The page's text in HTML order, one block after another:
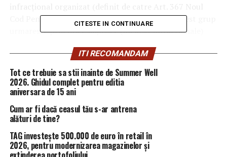
Cod Penal ) cu scopul de a il reduce la tacere. Acest grup
urmareste prin orice mijloace (inclusiv infractionale)
cu comisarul sef TUDOR MARCEL desi au luat la
cunostinta de faptele ilegale comise de catre lucratorul
DRPCIV Bucuresti sa ascunda aceste fapte si sa faca
presiuni asupra mea, pentru a ma reduce la tacere si
probabil a-mi face viata un calvar.
CITESTE IN CONTINUARE
ITI RECOMANDAM
Tot ce trebuie sa stii inainte de Summer Well
2026. Ghidul complet pentru editia
aniversara de 15 ani
Cum ar fi dacă ceasul tău s-ar antrena
alături de tine?
TAG investește 500.000 de euro în retail în
2026, pentru modernizarea magazinelor și